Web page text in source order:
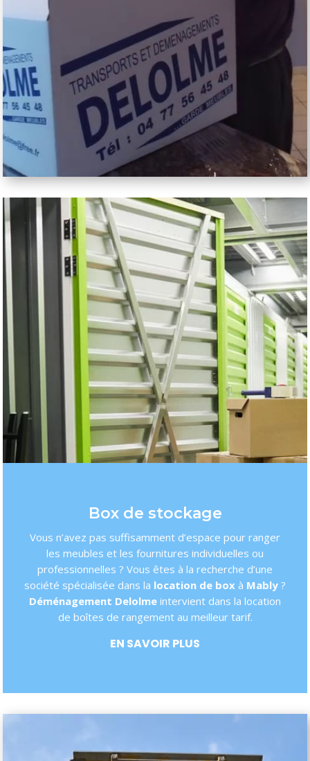
Box de stockage
Vous n’avez pas suffisamment d’espace pour ranger
les meubles et les fournitures individuelles ou
professionnelles ? Vous êtes à la recherche d’une
société spécialisée dans la location de box à Mably ?
Déménagement Delolme intervient dans la location
de boîtes de rangement au meilleur tarif.
EN SAVOIR PLUS